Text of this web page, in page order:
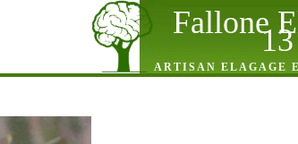
Fallone13
ARTISAN ELAGAGE